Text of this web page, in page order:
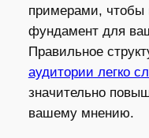
примерами, чтобы
фундамент для
Правильное
аудитории легко
значительно
вашему мнению.